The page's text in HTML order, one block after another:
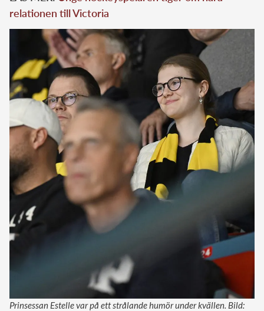
relationen till Victoria
Prinsessan Estelle var på ett strålande humör under kvällen. Bild: